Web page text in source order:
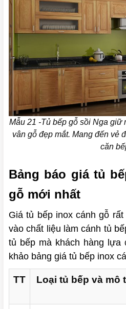
Mẫu 21 -Tủ bếp gỗ sồi Nga giữ
vân gỗ đẹp mắt. Mang đến vẻ
căn
Bảng báo giá tủ
gỗ mới nhất
Giá tủ bếp inox cánh gỗ
vào chất liệu làm cánh tủ
tủ bếp mà khách hàng lựa
khảo bảng giá tủ bếp inox
TT Loại tủ bếp và mô